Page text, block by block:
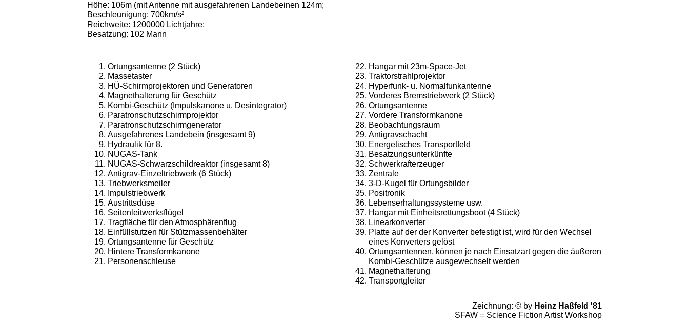
Höhe: 106m (mit Antenne mit ausgefahrenen Landebeinen 124m;
Beschleunigung: 700km/s²
Reichweite: 1200000 Lichtjahre;
Besatzung: 102 Mann
Ortungsantenne (2 Stück)
Massetaster
HÜ-Schirmprojektoren und Generatoren
Magnethalterung für Geschütz
Kombi-Geschütz (Impulskanone u. Desintegrator)
Paratronschutzschirmprojektor
Paratronschutzschirmgenerator
Ausgefahrenes Landebein (insgesamt 9)
Hydraulik für 8.
NUGAS-Tank
NUGAS-Schwarzschildreaktor (insgesamt 8)
Antigrav-Einzeltriebwerk (6 Stück)
Triebwerksmeiler
Impulstriebwerk
Austrittsdüse
Seitenleitwerksflügel
Tragfläche für den Atmosphärenflug
Einfüllstutzen für Stützmassenbehälter
Ortungsantenne für Geschütz
Hintere Transformkanone
Personenschleuse
Hangar mit 23m-Space-Jet
Traktorstrahlprojektor
Hyperfunk- u. Normalfunkantenne
Vorderes Bremstriebwerk (2 Stück)
Ortungsantenne
Vordere Transformkanone
Beobachtungsraum
Antigravschacht
Energetisches Transportfeld
Besatzungsunterkünfte
Schwerkrafterzeuger
Zentrale
3-D-Kugel für Ortungsbilder
Positronik
Lebenserhaltungssysteme usw.
Hangar mit Einheitsrettungsboot (4 Stück)
Linearkonverter
Platte auf der der Konverter befestigt ist, wird für den Wechsel
eines Konverters gelöst
Ortungsantennen, können je nach Einsatzart gegen die äußeren
Kombi-Geschütze ausgewechselt werden
Magnethalterung
Transportgleiter
Zeichnung: © by Heinz Haßfeld '81
SFAW = Science Fiction Artist Workshop